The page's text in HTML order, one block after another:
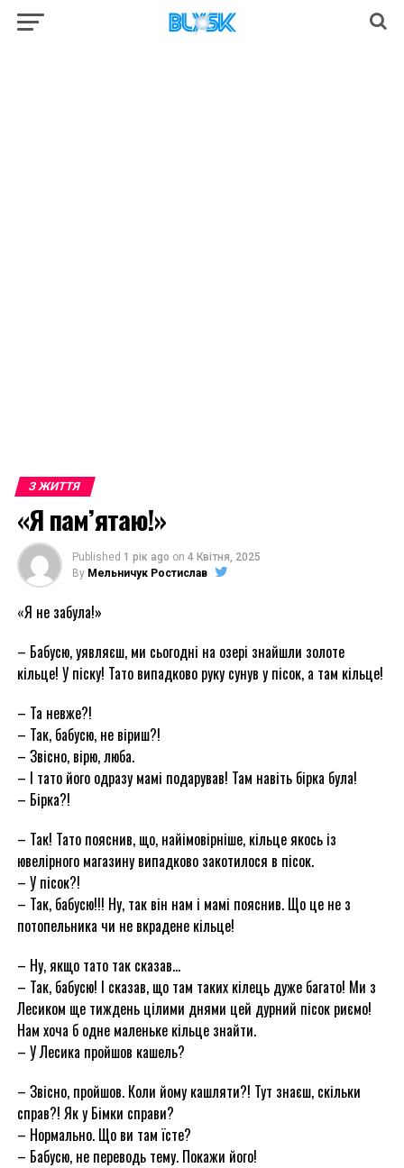
З ЖИТТЯ
«Я пам’ятаю!»
Published 1 рік ago on 4 Квітня, 2025
By Мельничук Ростислав
«Я не забула!»
– Бабусю, уявляєш, ми сьогодні на озері знайшли золоте
кільце! У піску! Тато випадково руку сунув у пісок, а там кільце!
– Та невже?!
– Так, бабусю, не віриш?!
– Звісно, вірю, люба.
– І тато його одразу мамі подарував! Там навіть бірка була!
– Бірка?!
– Так! Тато пояснив, що, найімовірніше, кільце якось із
ювелірного магазину випадково закотилося в пісок.
– У пісок?!
– Так, бабусю!!! Ну, так він нам і мамі пояснив. Що це не з
потопельника чи не вкрадене кільце!
– Ну, якщо тато так сказав…
– Так, бабусю! І сказав, що там таких кілець дуже багато! Ми з
Лесиком ще тиждень цілими днями цей дурний пісок риємо!
Нам хоча б одне маленьке кільце знайти.
– У Лесика пройшов кашель?
– Звісно, пройшов. Коли йому кашляти?! Тут знаєш, скільки
справ?! Як у Бімки справи?
– Нормально. Що ви там їсте?
– Бабусю, не переводь тему. Покажи його!